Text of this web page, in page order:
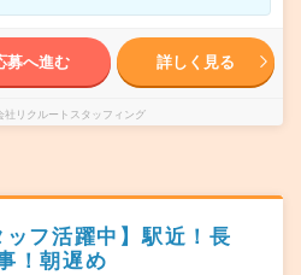
募へ進む 詳しく見る
社リクルートスタッフィング
フ活躍中】駅近！長
！朝遅め